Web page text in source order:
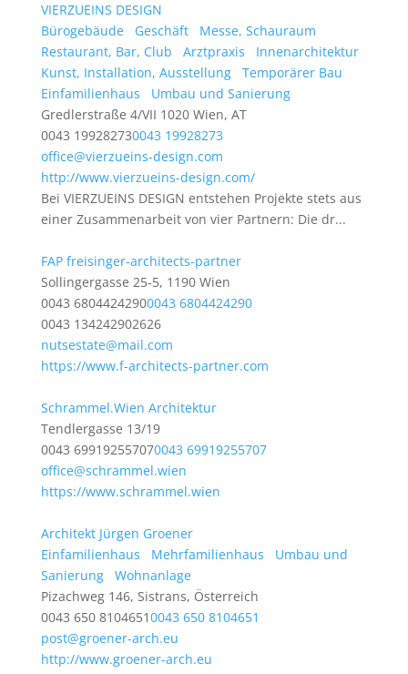
VIERZUEINS DESIGN
Bürogebäude
Geschäft
Messe, Schauraum
Restaurant, Bar, Club
Arztpraxis
Innenarchitektur
Kunst, Installation, Ausstellung
Temporärer Bau
Einfamilienhaus
Umbau und Sanierung
Gredlerstraße 4/VII 1020 Wien, AT
0043 199282730043 19928273
office@vierzueins-design.com
http://www.vierzueins-design.com/
Bei VIERZUEINS DESIGN entstehen Projekte stets aus
einer Zusammenarbeit von vier Partnern: Die dr...
FAP freisinger-architects-partner
Sollingergasse 25-5, 1190 Wien
0043 68044242900043 6804424290
0043 134242902626
nutsestate@mail.com
https://www.f-architects-partner.com
Schrammel.Wien Architektur
Tendlergasse 13/19
0043 699192557070043 69919255707
office@schrammel.wien
https://www.schrammel.wien
Architekt Jürgen Groener
Einfamilienhaus
Mehrfamilienhaus
Umbau und
Sanierung
Wohnanlage
Pizachweg 146, Sistrans, Österreich
0043 650 81046510043 650 8104651
post@groener-arch.eu
http://www.groener-arch.eu